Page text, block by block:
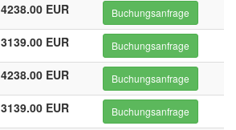
4238.00 EUR Buchungsanfrage
3139.00 EUR Buchungsanfrage
4238.00 EUR Buchungsanfrage
3139.00 EUR Buchungsanfrage